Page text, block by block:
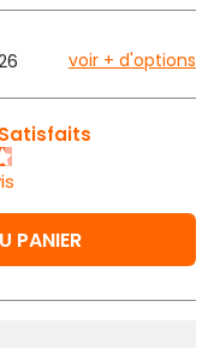
voir + d'options
PANIER